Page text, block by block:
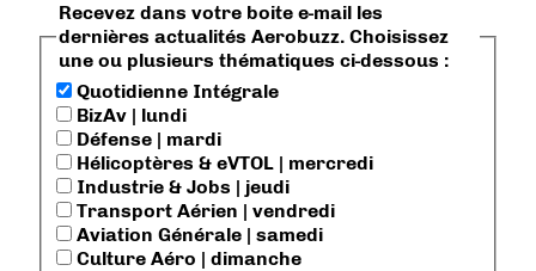
Recevez dans votre boite e-mail les
dernières actualités Aerobuzz. Choisissez
une ou plusieurs thématiques ci-dessous :
Quotidienne Intégrale
BizAv | lundi
Défense | mardi
Hélicoptères & eVTOL | mercredi
Industrie & Jobs | jeudi
Transport Aérien | vendredi
Aviation Générale | samedi
Culture Aéro | dimanche